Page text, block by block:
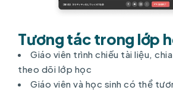
Tương tác trong lớp
Giáo viên trình chiếu tài liệu,
theo dõi lớp học
Giáo viên và học sinh có thể